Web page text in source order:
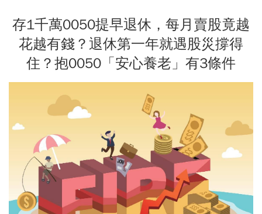
存1千萬0050提早退休，每月賣股竟越
花越有錢？退休第一年就遇股災撐得
住？抱0050「安心養老」有3條件